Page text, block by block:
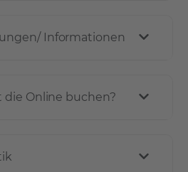
Informationen
Online buchen?